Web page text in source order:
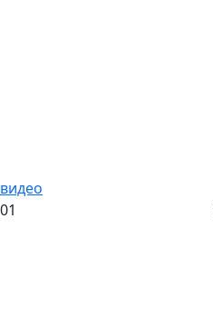
видео
01